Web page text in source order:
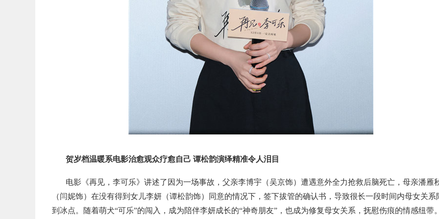
贺岁档温暖系电影治愈观众疗愈自己 谭松韵演绎精准令人泪目
电影《再见，李可乐》讲述了因为一场事故，父亲李博宇（吴京饰）遭遇意外全力抢救后脑死亡，母亲潘雁
（闫妮饰）在没有得到女儿李妍（谭松韵饰）同意的情况下，签下拔管的确认书，导致很长一段时间内母女关系
到冰点。随着萌犬“可乐”的闯入，成为陪伴李妍成长的“神奇朋友”，也成为修复母女关系，抚慰伤痕的情感纽带